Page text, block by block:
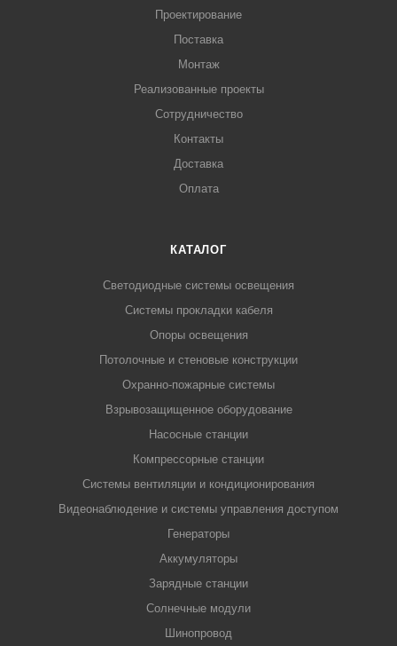
Проектирование
Поставка
Монтаж
Реализованные проекты
Сотрудничество
Контакты
Доставка
Оплата
КАТАЛОГ
Светодиодные системы освещения
Системы прокладки кабеля
Опоры освещения
Потолочные и стеновые конструкции
Охранно-пожарные системы
Взрывозащищенное оборудование
Насосные станции
Компрессорные станции
Системы вентиляции и кондиционирования
Видеонаблюдение и системы управления доступом
Генераторы
Аккумуляторы
Зарядные станции
Солнечные модули
Шинопровод